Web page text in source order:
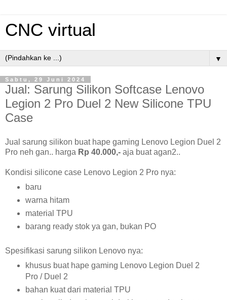
CNC virtual
▼
Sabtu, 29 Juni 2024
Jual: Sarung Silikon Softcase Lenovo
Legion 2 Pro Duel 2 New Silicone TPU
Case
Jual sarung silikon buat hape gaming Lenovo Legion Duel 2
Pro neh gan.. harga Rp 40.000,- aja buat agan2..
Kondisi silicone case Lenovo Legion 2 Pro nya:
baru
warna hitam
material TPU
barang ready stok ya gan, bukan PO
Spesifikasi sarung silikon Lenovo nya:
khusus buat hape gaming Lenovo Legion Duel 2
Pro / Duel 2
bahan kuat dari material TPU